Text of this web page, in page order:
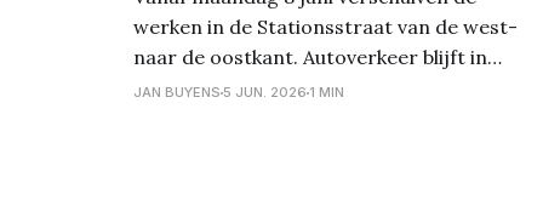
werken in de Stationsstraat van de west-
naar de oostkant. Autoverkeer blijft in
beide richtingen mogelijk. Voor fietsers en
JAN BUYENS 5 JUN. 2026 1 MIN